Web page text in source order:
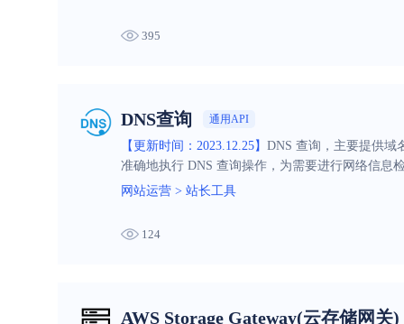
395
DNS查询 通用API
【更新时间：2023.12.25】 DNS 查询，主要提供域
准确地执行 DNS 查询操作，为需要进行网络信息
网站运营 > 站长工具
124
AWS Storage Gateway(云存储网关)